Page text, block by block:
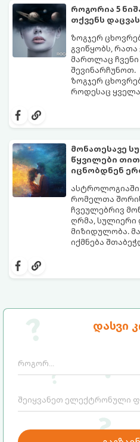
დასვი
როგორია 5
თქვენს
ზოგჯერ
გვიწყობს,
მართლაც
შევინარჩუნოთ.
ზოგჯერ
როდესაც
იშლება
ახლობლებად
ასეთ
ეზოთერიკასა
ფენომენი
განიხილება:
მექანიზმების
რეალური,
საფრთხისგან
აი, 5 აშკარა
მომხდარი
თქვენი
სამყაროს
მონათესავე
წყვილები
იცნობდნენ
ასტროლოგიაში
რომელთა
ჩვეულებრივ
ღრმა, სულიერი
მიზიდულობა.
იქმნება
იდეალურ